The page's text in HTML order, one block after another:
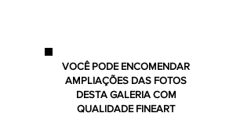
VOCÊ PODE ENCOMENDAR
AMPLIAÇÕES DAS FOTOS
DESTA GALERIA COM
QUALIDADE FINEART